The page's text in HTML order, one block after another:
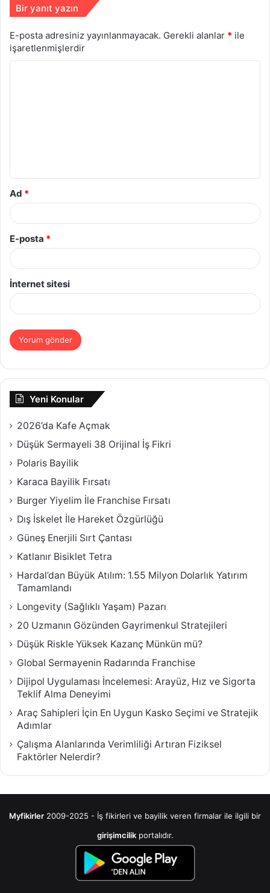
Bir yanıt yazın
E-posta adresiniz yayınlanmayacak. Gerekli alanlar * ile
işaretlenmişlerdir
Ad *
E-posta *
İnternet sitesi
Yeni Konular
2026’da Kafe Açmak
Düşük Sermayeli 38 Orijinal İş Fikri
Polaris Bayilik
Karaca Bayilik Fırsatı
Burger Yiyelim İle Franchise Fırsatı
Dış İskelet İle Hareket Özgürlüğü
Güneş Enerjili Sırt Çantası
Katlanır Bisiklet Tetra
Hardal’dan Büyük Atılım: 1.55 Milyon Dolarlık Yatırım
Tamamlandı
Longevity (Sağlıklı Yaşam) Pazarı
20 Uzmanın Gözünden Gayrimenkul Stratejileri
Düşük Riskle Yüksek Kazanç Münkün mü?
Global Sermayenin Radarında Franchise
Dijipol Uygulaması İncelemesi: Arayüz, Hız ve Sigorta
Teklif Alma Deneyimi
Araç Sahipleri İçin En Uygun Kasko Seçimi ve Stratejik
Adımlar
Çalışma Alanlarında Verimliliği Artıran Fiziksel
Faktörler Nelerdir?
Myfikirler 2009-2025 - İş fikirleri ve bayilik veren firmalar ile ilgili bir
girişimcilikportalıdır.